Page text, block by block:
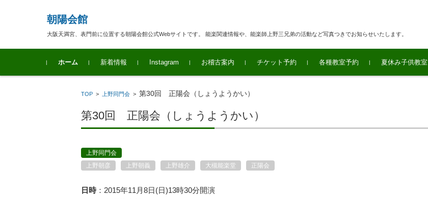
朝陽会館
大阪天満宮、表門前に位置する朝陽会館公式Webサイトです。 能楽関連情報や、能楽師上野三兄弟の活動など写真つきでお知らせいたします。
コンテンツに移動
ホーム
新着情報 Instagram お稽古案内 チケット予約 各種教室予約 夏休み子供教室
TOP > 上野同門会 >第30回 正陽会（しょうようかい）
第30回 正陽会（しょうようかい）
上野同門会
上野朝彦
上野朝義 上野雄介 大槻能楽堂 正陽会
日時：2015年11月8日(日)13時30分開演